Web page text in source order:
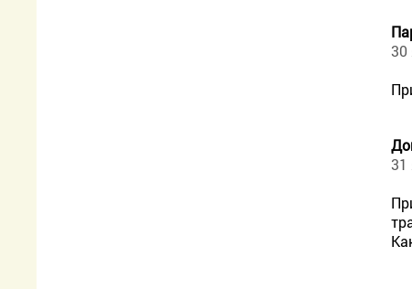
30
31